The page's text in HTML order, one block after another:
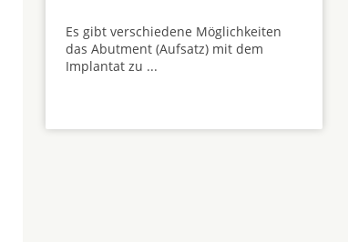
Es gibt verschiedene Möglichkeiten
das Abutment (Aufsatz) mit dem
Implantat zu ...